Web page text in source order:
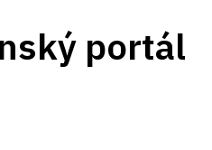
portál